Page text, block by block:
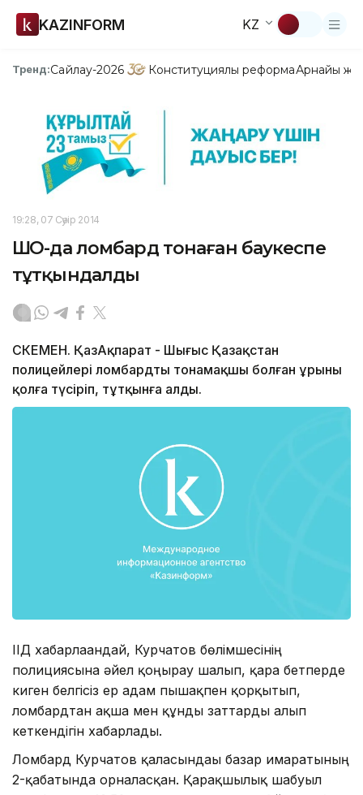
KAZINFORM KZ
Тренд:Сайлау-2026 Конституциялық реформаАрнайы
19:28, 07 Сәуір 2014
ШҚО-да ломбард тонаған баукеспе
тұтқындалды
ӨСКЕМЕН. ҚазАқпарат - Шығыс Қазақстан
полицейлері ломбардты тонамақшы болған ұрыны
қолға түсіріп, тұтқынға алды.
ІІД хабарлағандай, Курчатов бөлімшесінің
полициясына әйел қоңырау шалып, қара бетперде
киген белгісіз ер адам пышақпен қорқытып,
ломбардтан ақша мен құнды заттарды алып
кеткендігін хабарлады.
Ломбард Курчатов қаласындағы базар ғимаратының
2-қабатында орналасқан. Қарақшылық шабуыл